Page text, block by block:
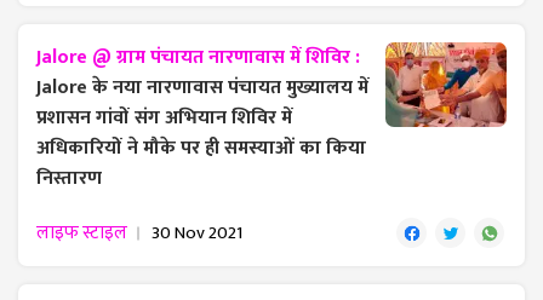
Jalore @ ग्राम पंचायत नारणावास में शिविर :
Jalore के नया नारणावास पंचायत मुख्यालय में
प्रशासन गांवों संग अभियान शिविर में
अधिकारियों ने मौके पर ही समस्याओं का किया
निस्तारण
लाइफ स्टाइल 30 Nov 2021